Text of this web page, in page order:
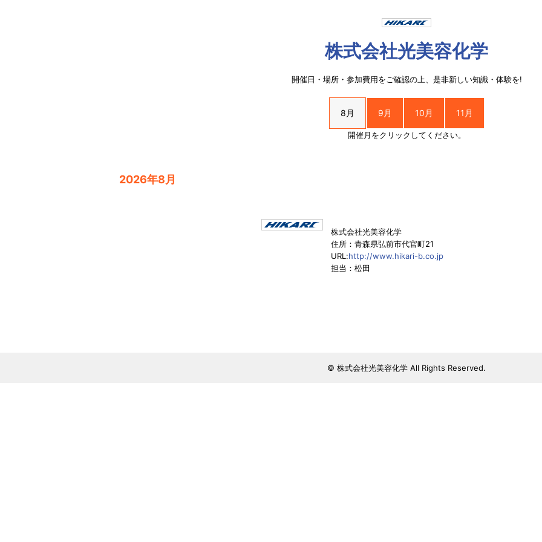
株式会社光美容化学
開催日・場所・参加費用をご確認の上、是非新しい知識・体験を!
8月 9月 10月 11月
開催月をクリックしてください。
2026年8月
株式会社光美容化学
住所：青森県弘前市代官町21
URL:http://www.hikari-b.co.jp
担当：松田
© 株式会社光美容化学 All Rights Reserved.